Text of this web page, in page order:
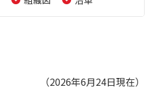
（2026年6月24日現在）